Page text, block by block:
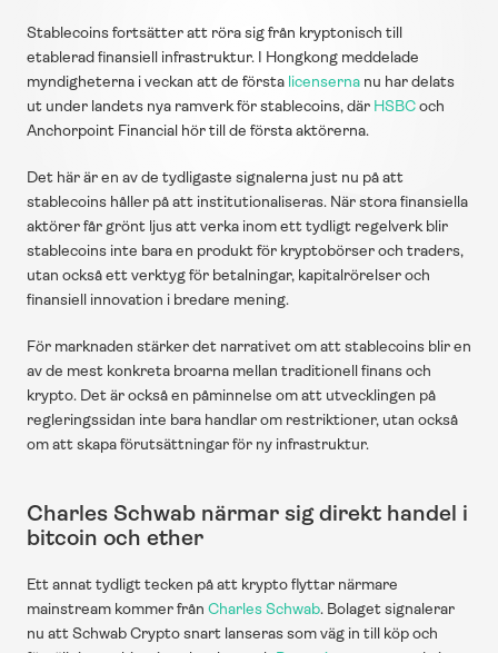
Stablecoins fortsätter att röra sig från kryptonisch till
etablerad finansiell infrastruktur. I Hongkong meddelade
myndigheterna i veckan att de första licenserna nu har delats
ut under landets nya ramverk för stablecoins, där HSBC och
Anchorpoint Financial hör till de första aktörerna.
Det här är en av de tydligaste signalerna just nu på att
stablecoins håller på att institutionaliseras. När stora finansiella
aktörer får grönt ljus att verka inom ett tydligt regelverk blir
stablecoins inte bara en produkt för kryptobörser och traders,
utan också ett verktyg för betalningar, kapitalrörelser och
finansiell innovation i bredare mening.
För marknaden stärker det narrativet om att stablecoins blir en
av de mest konkreta broarna mellan traditionell finans och
krypto. Det är också en påminnelse om att utvecklingen på
regleringssidan inte bara handlar om restriktioner, utan också
om att skapa förutsättningar för ny infrastruktur.
Charles Schwab närmar sig direkt handel i
bitcoin och ether
Ett annat tydligt tecken på att krypto flyttar närmare
mainstream kommer från Charles Schwab. Bolaget signalerar
nu att Schwab Crypto snart lanseras som väg in till köp och